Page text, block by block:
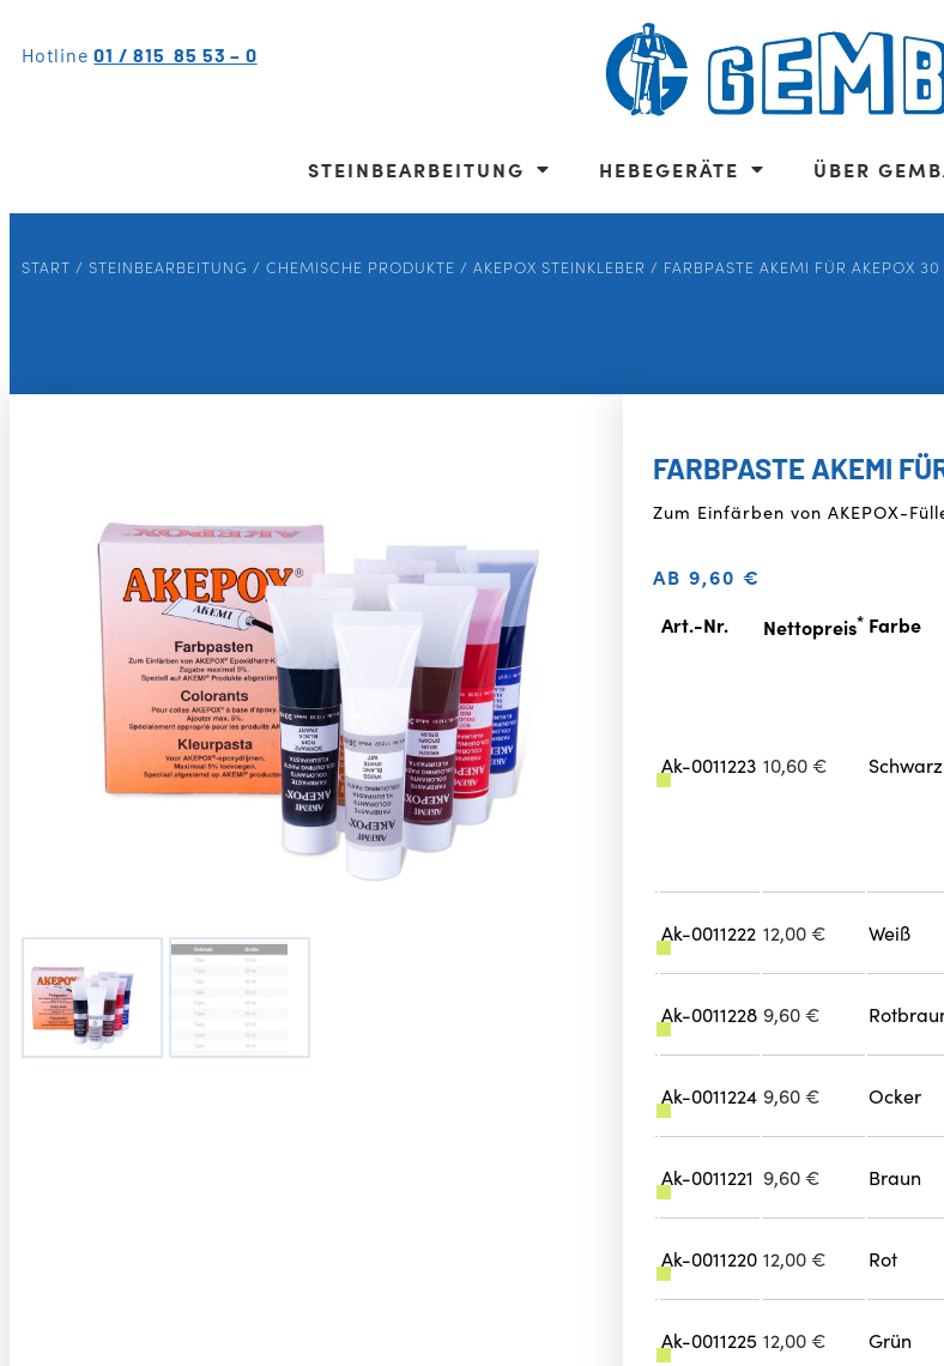
Hotline01 / 815 85 53 – 0
STEINBEARBEITUNG HEBEGERÄTE ÜBER
START / STEINBEARBEITUNG / CHEMISCHE PRODUKTE / AKEPOX STEINKLEBER / FARBPASTE AKEMI FÜR AKEPOX 30
FARBPASTE AKEMI
Zum Einfärben von AKEPOX-
AB 9,60 €
Art.-Nr.
Nettopreis* Farbe
Ak-0011223 10,60 € Schwarz
Ak-0011222 12,00 € Weiß
Ak-0011228 9,60 €
Ak-0011224 9,60 € Ocker
Ak-0011221 9,60 € Braun
Ak-0011220 12,00 € Rot
Ak-0011225 12,00 € Grün